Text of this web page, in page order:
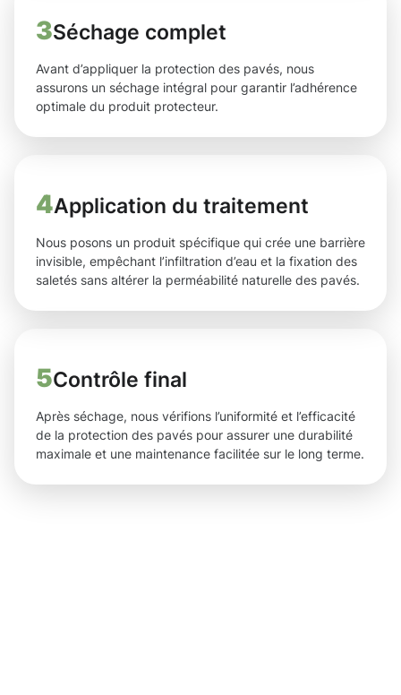
3Séchage complet
Avant d’appliquer la protection des pavés, nous
assurons un séchage intégral pour garantir l’adhérence
optimale du produit protecteur.
4Application du traitement
Nous posons un produit spécifique qui crée une barrière
invisible, empêchant l’infiltration d’eau et la fixation des
saletés sans altérer la perméabilité naturelle des pavés.
5Contrôle final
Après séchage, nous vérifions l’uniformité et l’efficacité
de la protection des pavés pour assurer une durabilité
maximale et une maintenance facilitée sur le long terme.